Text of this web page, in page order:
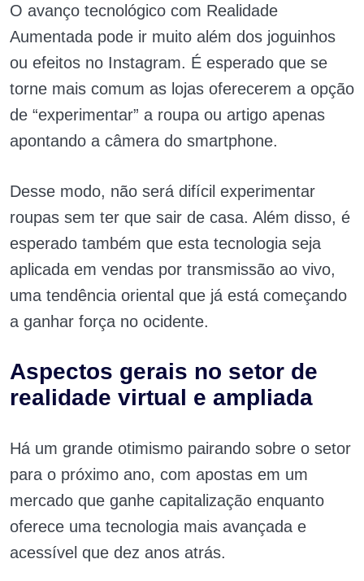
O avanço tecnológico com Realidade
Aumentada pode ir muito além dos joguinhos
ou efeitos no Instagram. É esperado que se
torne mais comum as lojas oferecerem a opção
de “experimentar” a roupa ou artigo apenas
apontando a câmera do smartphone.
Desse modo, não será difícil experimentar
roupas sem ter que sair de casa. Além disso, é
esperado também que esta tecnologia seja
aplicada em vendas por transmissão ao vivo,
uma tendência oriental que já está começando
a ganhar força no ocidente.
Aspectos gerais no setor de
realidade virtual e ampliada
Há um grande otimismo pairando sobre o setor
para o próximo ano, com apostas em um
mercado que ganhe capitalização enquanto
oferece uma tecnologia mais avançada e
acessível que dez anos atrás.